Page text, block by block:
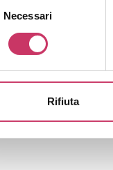
Necessari
Rifiuta